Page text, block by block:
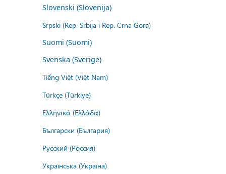
Slovenski (Slovenija)
Srpski (Rep. Srbija i Rep. Crna Gora)
Suomi (Suomi)
Svenska (Sverige)
Tiếng Việt (Việt Nam)
Türkçe (Türkiye)
Ελληνικά (Ελλάδα)
Български (България)
Русский (Россия)
Українська (Україна)